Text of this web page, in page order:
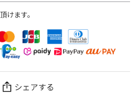
けます。
シェアする